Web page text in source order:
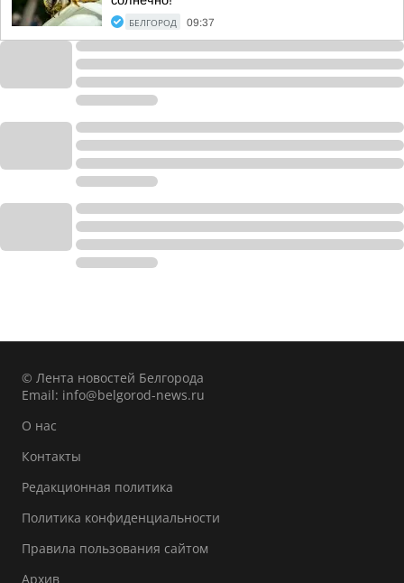
БЕЛГОРОД 09:37
© Лента новостей Белгорода
Email: info@belgorod-news.ru
О нас
Контакты
Редакционная политика
Политика конфиденциальности
Правила пользования сайтом
Архив